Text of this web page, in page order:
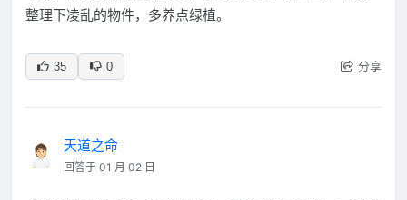
整理下凌乱的物件，多养点绿植。
35 0 分享
天道之命
回答于 01 月 02 日